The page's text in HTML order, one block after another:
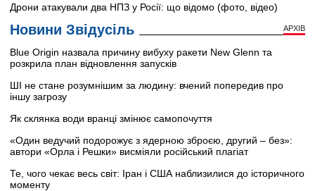
Дрони атакували два НПЗ у Росії: що відомо (фото, відео)
Новини Звідусіль АРХІВ
Blue Origin назвала причину вибуху ракети New Glenn та
розкрила план відновлення запусків
ШІ не стане розумнішим за людину: вчений попередив про
іншу загрозу
Як склянка води вранці змінює самопочуття
«Один ведучий подорожує з ядерною зброєю, другий – без»:
автори «Орла і Решки» висміяли російський плагіат
Те, чого чекає весь світ: Іран і США наблизилися до історичного
моменту